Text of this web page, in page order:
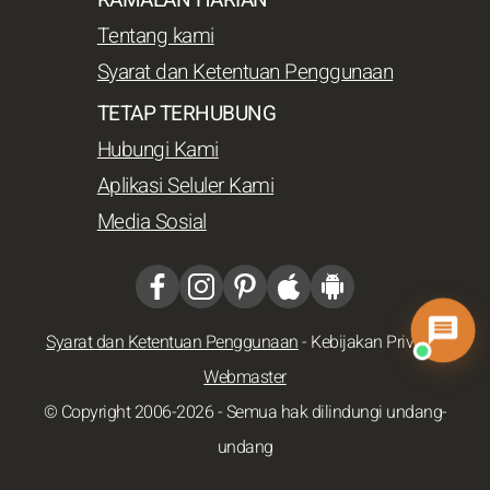
Tentang kami
Syarat dan Ketentuan Penggunaan
TETAP TERHUBUNG
Hubungi Kami
Aplikasi Seluler Kami
Media Sosial
Syarat dan Ketentuan Penggunaan- Kebijakan Privasi-
Webmaster
© Copyright 2006-2026 - Semua hak dilindungi undang-
undang